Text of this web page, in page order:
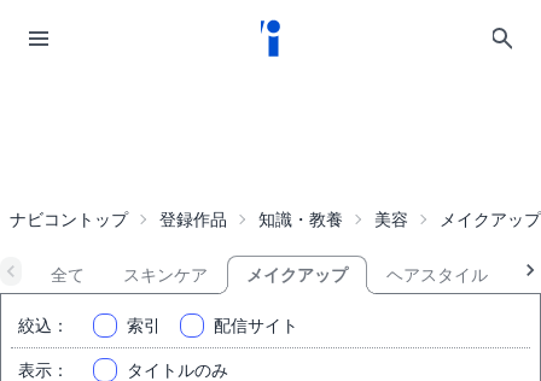
ナビコントップ 登録作品 知識・教養 美容 メイクアップ
全て スキンケア メイクアップ ヘアスタイル
絞込 ： 索引 配信サイト
表示 ： タイトルのみ